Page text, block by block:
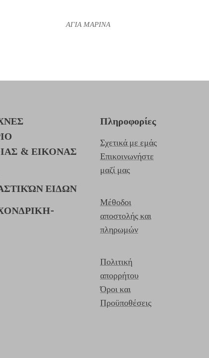
ΑΓΙΑ ΜΑΡΙΝΑ
& ΕΙΚΟΝΑΣ
ΕΙΔΩΝ
Πληροφορίες
Σχετικά με εμάς
Επικοινωνήστε
μαζί μας
Μέθοδοι
αποστολής και
πληρωμών
Πολιτική
απορρήτου
Όροι και
Προϋποθέσεις